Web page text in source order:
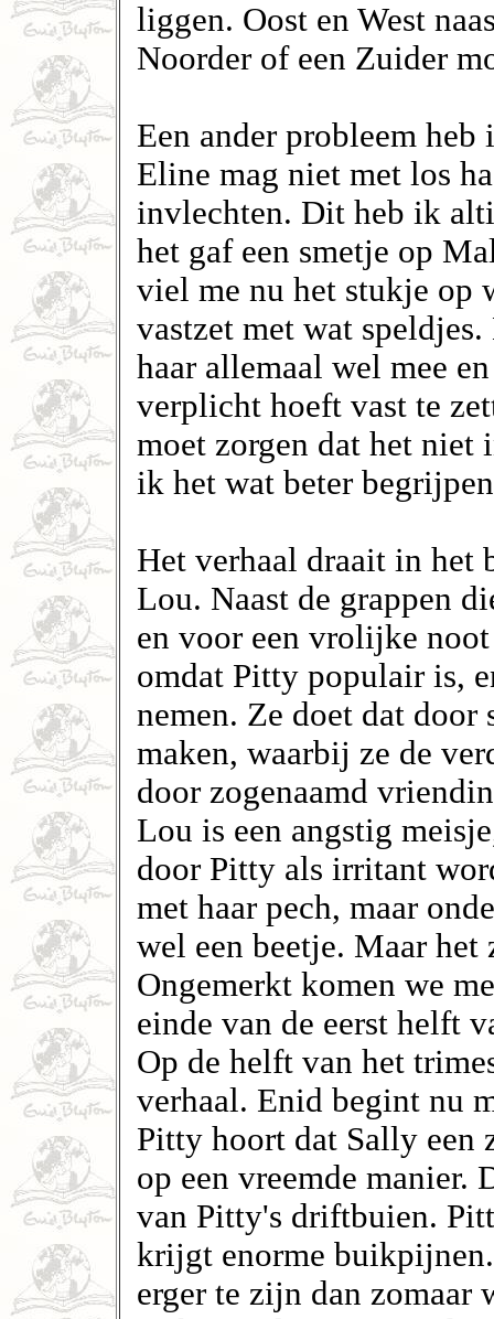
liggen. Oost en West
Noorder of een Zuider
Een ander probleem
Eline mag niet met los
invlechten. Dit heb ik
het gaf een smetje op
viel me nu het stukje op
vastzet met wat
haar allemaal wel mee
verplicht hoeft vast te
moet zorgen dat het niet
ik het wat beter
Het verhaal draait in het
Lou. Naast de grappen
en voor een vrolijke
omdat Pitty populair is,
nemen. Ze doet dat
maken, waarbij ze de
door zogenaamd
Lou is een angstig
door Pitty als irritant
met haar pech, maar
wel een beetje. Maar het
Ongemerkt komen we
einde van de eerst helft
Op de helft van het
verhaal. Enid begint nu
Pitty hoort dat Sally een
op een vreemde
van Pitty's driftbuien.
krijgt enorme
erger te zijn dan zomaar